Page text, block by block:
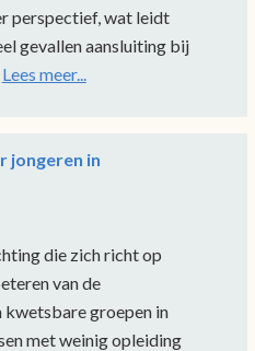
perspectief, wat leidt
gevallen aansluiting bij
Lees meer...
jongeren in
die zich richt op
van de
kwetsbare groepen in
met weinig opleiding